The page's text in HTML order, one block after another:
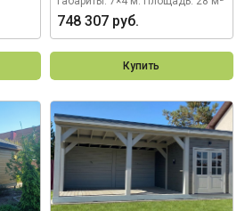
748 307 руб.
Купить